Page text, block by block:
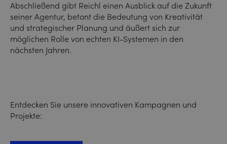
Abschließend gibt Reichl einen Ausblick auf die Zukunft
seiner Agentur, betont die Bedeutung von Kreativität
und strategischer Planung und äußert sich zur
möglichen Rolle von echten KI-Systemen in den
nächsten Jahren.
Entdecken Sie unsere innovativen Kampagnen und
Projekte: